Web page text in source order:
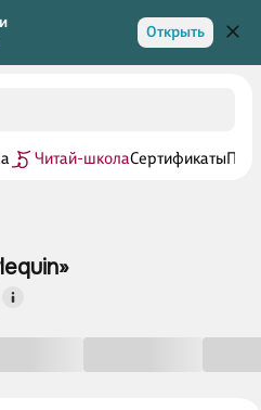
Открыть
Читай-школаСертификаты